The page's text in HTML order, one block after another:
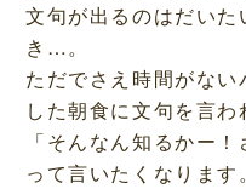
文句が出るのはだいた
き…。
ただでさえ時間がな
した朝食に文句を言わ
「そんなん知るかー
って言いたくなりま